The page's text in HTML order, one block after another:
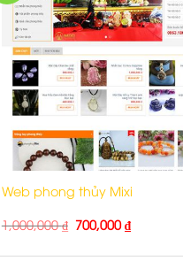
Web phong thủy Mixi
1,000,000₫ 700,000₫